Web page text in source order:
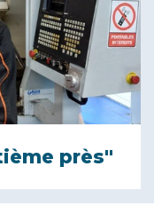
près"